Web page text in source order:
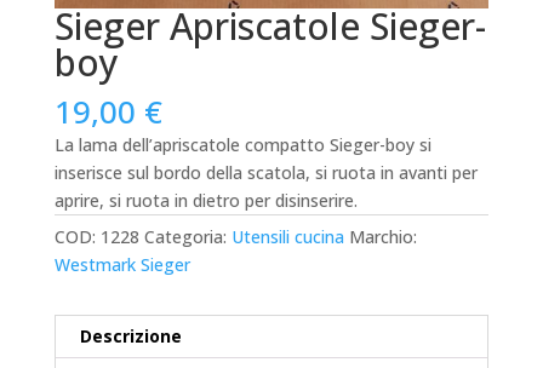
Sieger Apriscatole Sieger-
boy
19,00 €
La lama dell’apriscatole compatto Sieger-boy si
inserisce sul bordo della scatola, si ruota in avanti per
aprire, si ruota in dietro per disinserire.
COD: 1228 Categoria: Utensili cucina Marchio:
Westmark Sieger
Descrizione